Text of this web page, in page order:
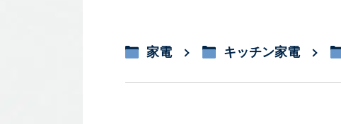
家電 キッチン家電